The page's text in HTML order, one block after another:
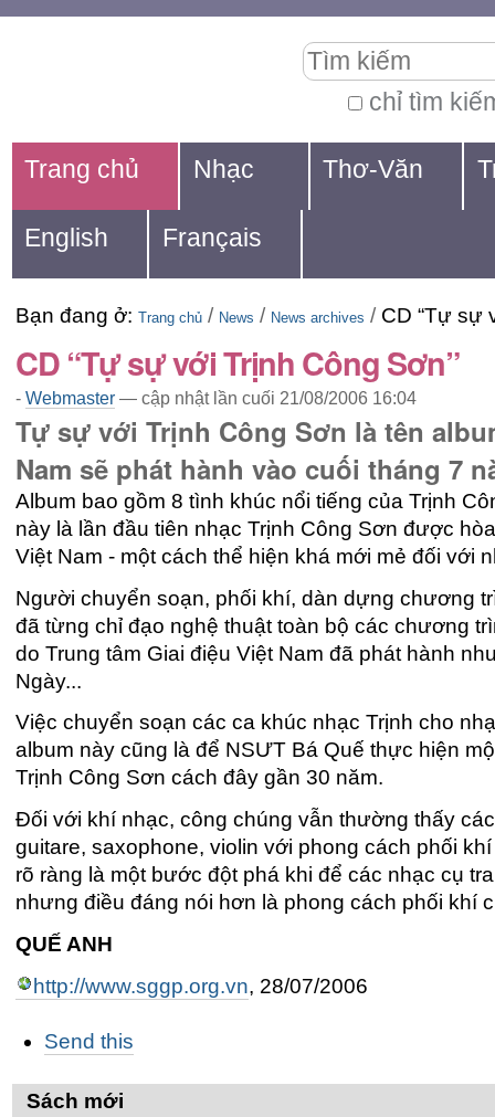
dung.
Chuyển
đến
mục
định
hướng
cá
nhân
chỉ tìm
kiếm
cao...
Navigation
Trang chủ Nhạc Thơ-Văn
English Français
Bạn đang ở: Trang chủ / News / News archives / CD “Tự sự
CD “Tự sự với Trịnh Công Sơn”
- Webmaster — cập nhật lần cuối 21/08/2006 16:04
Tự sự với Trịnh Công Sơn là tên
Nam sẽ phát hành vào cuối tháng 7
Album bao gồm 8 tình khúc nổi tiếng của Trịnh
này là lần đầu tiên nhạc Trịnh Công Sơn được
Việt Nam - một cách thể hiện khá mới mẻ đối với
Người chuyển soạn, phối khí, dàn dựng chương
đã từng chỉ đạo nghệ thuật toàn bộ các chương
do Trung tâm Giai điệu Việt Nam đã phát hành
Ngày...
Việc chuyển soạn các ca khúc nhạc Trịnh cho
album này cũng là để NSƯT Bá Quế thực hiện
Trịnh Công Sơn cách đây gần 30 năm.
Đối với khí nhạc, công chúng vẫn thường thấy
guitare, saxophone, violin với phong cách phối
rõ ràng là một bước đột phá khi để các nhạc cụ
nhưng điều đáng nói hơn là phong cách phối khí
QUẾ ANH
http://www.sggp.org.vn, 28/07/2006
thao
trên
Tài
Send this
Sách mới